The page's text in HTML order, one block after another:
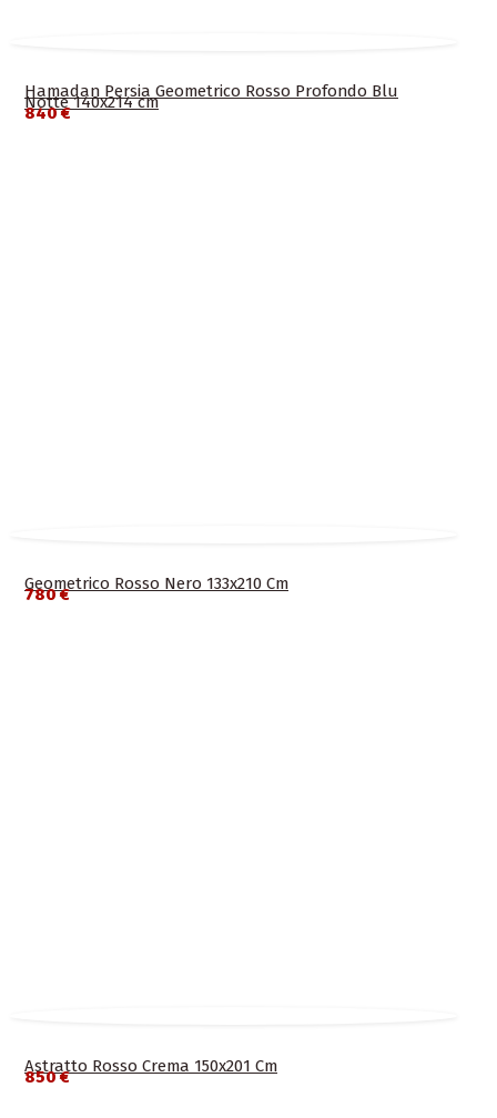
Hamadan Persia Geometrico Rosso Profondo Blu
Notte 140x214 cm
840 €
Geometrico Rosso Nero 133x210 Cm
780 €
Astratto Rosso Crema 150x201 Cm
850 €